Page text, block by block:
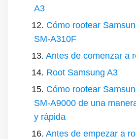
A3
Cómo rootear
SM-A310F
Antes de comenzar a
Root Samsung A3
Cómo rootear
SM-A9000 de una
y rápida
Antes de empezar a